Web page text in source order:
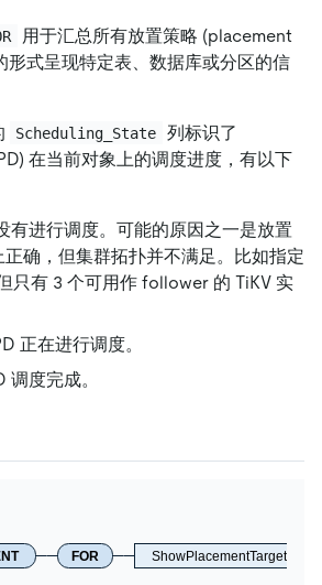
用于汇总所有放置策略 (placement
式呈现特定表、数据库或分区的信
Scheduling_State
列标识了
在当前对象上的调度进度，有以下
有进行调度。可能的原因之一是放置
确，但集群拓扑并不满足。比如指定
只有 3 个可用作 follower 的 TiKV 实
正在进行调度。
调度完成。
FOR ShowPlacementTarget